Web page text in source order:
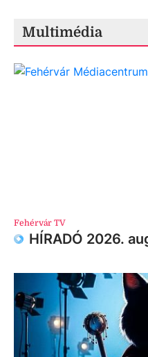
Multimédia
Fehérvár TV
HÍRADÓ 2026.